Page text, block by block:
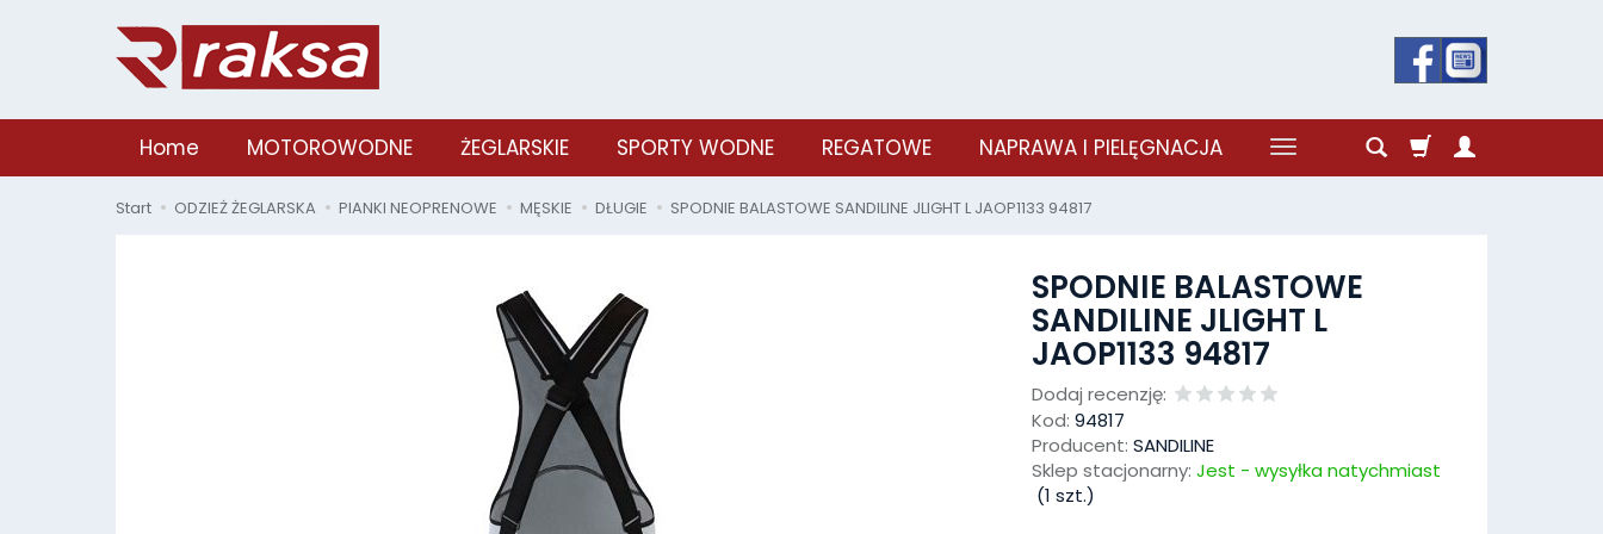
Home MOTOROWODNE ŻEGLARSKIE SPORTY WODNE REGATOWE NAPRAWA I PIELĘGNACJA
Start ODZIEŻ ŻEGLARSKA PIANKI NEOPRENOWE MĘSKIE DŁUGIE SPODNIE BALASTOWE SANDILINE JLIGHT L JAOP1133 94817
SPODNIE BALASTOWE
SANDILINE JLIGHT L
JAOP1133 94817
Dodaj recenzję:
Kod: 94817
Producent: SANDILINE
Sklep stacjonarny: Jest - wysyłka natychmiast
(1 szt.)